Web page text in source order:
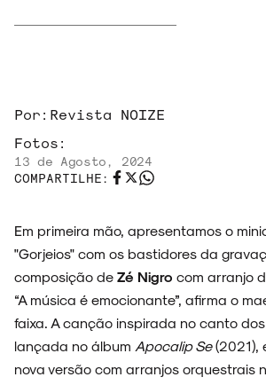
ARQUIVO
ENTREVISTAS
ESPECIAIS
Por: Revista NOIZE
Fotos:
13 de Agosto, 2024
COMPARTILHE:
Em primeira mão, apresentamos o
"Gorjeios" com os bastidores da
composição de Zé Nigro com arranjo
“A música é emocionante”, afirma o
faixa. A canção inspirada no canto
lançada no álbum Apocalip Se(2021),
nova versão com arranjos orquestrais